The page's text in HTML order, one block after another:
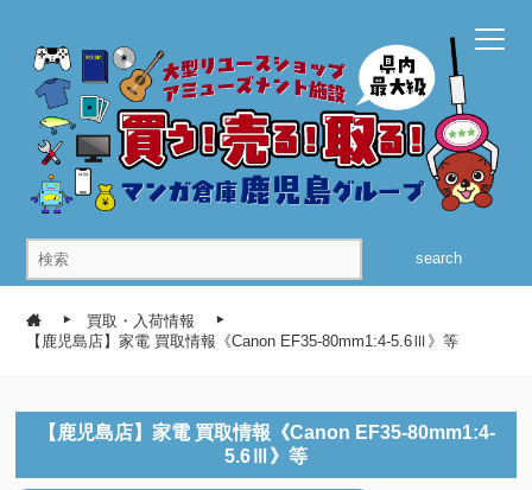
search
買取・入荷情報
【鹿児島店】家電 買取情報《Canon EF35-80mm1:4-5.6Ⅲ》等
【鹿児島店】家電 買取情報《Canon EF35-80mm1:4-
5.6Ⅲ》等